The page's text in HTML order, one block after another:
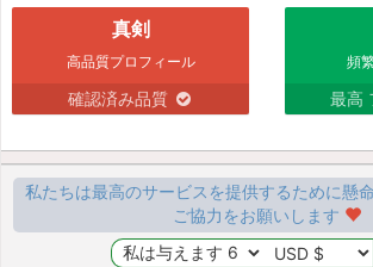
真剣
高品質プロフィール
確認済み品質
頻
最高
私たちは最高のサービスを提供するために懸
ご協力をお願いします